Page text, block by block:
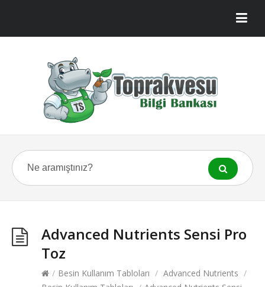
Advanced Nutrients Sensi Pro
Toz
/ Besin Kullanım Tabloları / Advanced Nutrients /